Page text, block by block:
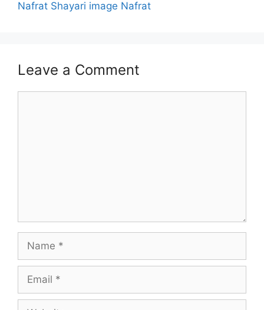
Nafrat Shayari image Nafrat
Leave a Comment